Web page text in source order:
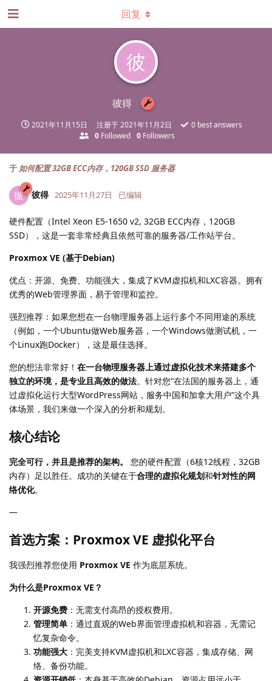
彼
彼得
2021年11月15日 注册于2021年11月2日 0best answers
0 Followed 0 Followers
回复
于 如何配置 32GB ECC内存，120GB SSD 服务器
彼 彼得 2025年11月27日 已编辑
硬件配置（Intel Xeon E5-1650 v2, 32GB ECC内存，120GB
SSD），这是一套非常经典且依然可靠的服务器/工作站平台。
Proxmox VE (基于Debian)
优点：开源、免费、功能强大，集成了KVM虚拟机和LXC容器。拥有
优秀的Web管理界面，易于管理和监控。
强烈推荐：如果您想在一台物理服务器上运行多个不同用途的系统
（例如，一个Ubuntu做Web服务器，一个Windows做测试机，一
个Linux跑Docker），这是最佳选择。
您的想法非常好！ 在一台物理服务器上通过虚拟化技术来搭建多个
独立的环境，是专业且高效的做法。针对您“在法国的服务器上，通
过虚拟化运行大型WordPress网站，服务中国和加拿大用户”这个具
体场景，我们来做一个深入的分析和规划。
核心结论
完全可行，并且是推荐的架构。
您的硬件配置（6核12线程，32GB
内存）足以胜任。成功的关键在于合理的虚拟化规划和针对性的网
络优化。
—
首选方案：Proxmox VE 虚拟化平台
我强烈推荐您使用 Proxmox VE 作为底层系统。
为什么是Proxmox VE？
开源免费 ：无需支付高昂的授权费用。
管理简单 ：通过直观的Web界面管理虚拟机和容器，无需记
忆复杂命令。
功能强大 ：完美支持KVM虚拟机和LXC容器，集成存储、网
络、备份功能。